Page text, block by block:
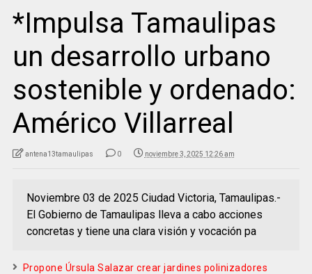
*Impulsa Tamaulipas
un desarrollo urbano
sostenible y ordenado:
Américo Villarreal
antena13tamaulipas 0 noviembre 3, 2025 12:26 am
Noviembre 03 de 2025 Ciudad Victoria, Tamaulipas.-
El Gobierno de Tamaulipas lleva a cabo acciones
concretas y tiene una clara visión y vocación pa
Propone Úrsula Salazar crear jardines polinizadores